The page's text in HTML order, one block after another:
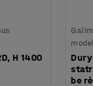
H 1400
be